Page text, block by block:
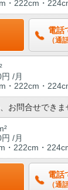
・222cm・
電話
（通
/月
・222cm・
お問合せできま
/月
・222cm・
電話
（通